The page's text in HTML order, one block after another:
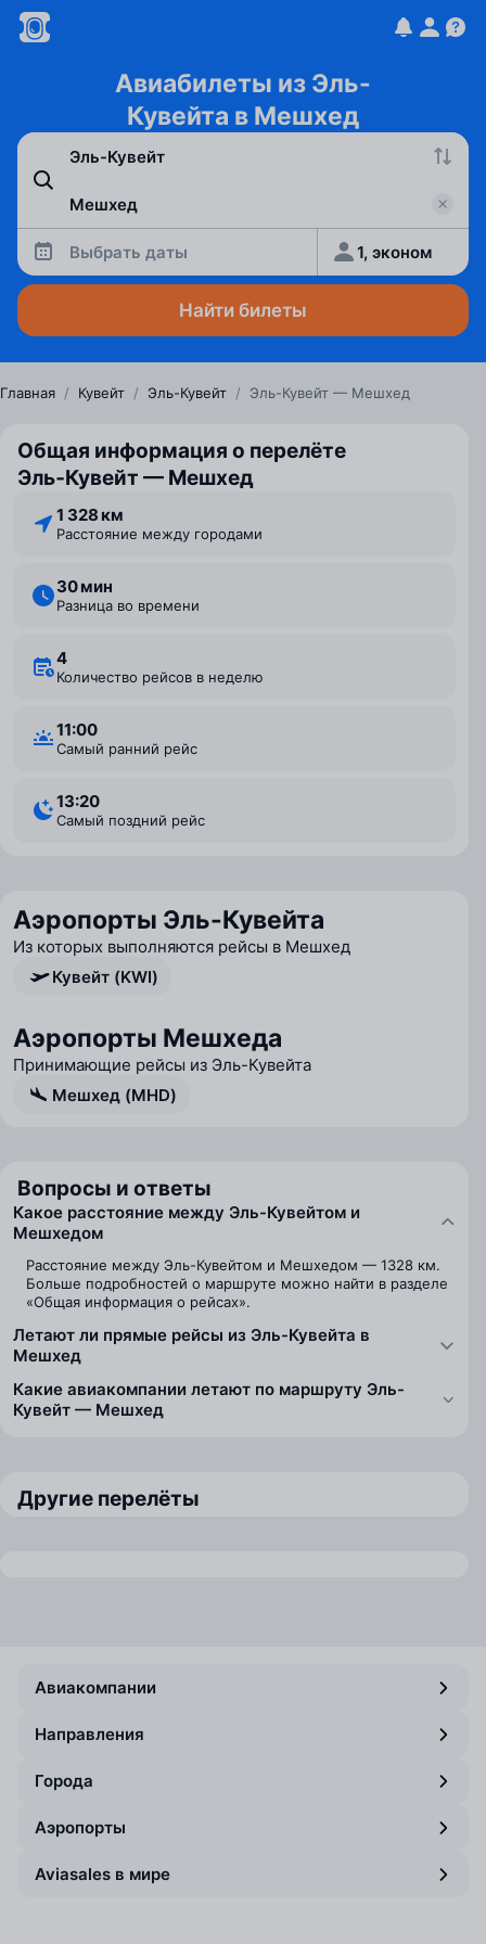
Авиабилеты из Эль-
Кувейта в Мешхед
Выбрать даты 1, эконом
Найти билеты
Главная / Кувейт / Эль-Кувейт / Эль-Кувейт — Мешхед
Общая информация о перелёте
Эль‑Кувейт — Мешхед
1 328 км
Расстояние между городами
30 мин
Разница во времени
4
Количество рейсов в неделю
11:00
Самый ранний рейс
13:20
Самый поздний рейс
Аэропорты Эль-Кувейта
Из которых выполняются рейсы в Мешхед
Кувейт (KWI)
Аэропорты Мешхеда
Принимающие рейсы из Эль-Кувейта
Мешхед (MHD)
Вопросы и ответы
Какое расстояние между Эль-Кувейтом и
Мешхедом
Расстояние между Эль-Кувейтом и Мешхедом — 1328 км.
Больше подробностей о маршруте можно найти в разделе
«Общая информация о рейсах».
Летают ли прямые рейсы из Эль-Кувейта в
Мешхед
Какие авиакомпании летают по маршруту Эль-
Кувейт — Мешхед
Другие перелёты
Авиакомпании
Направления
Города
Аэропорты
Aviasales в мире